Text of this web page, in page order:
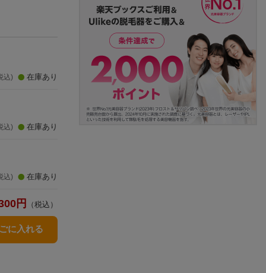
込) 在庫あり
込) 在庫あり
込) 在庫あり
円 （税込）
に入れる